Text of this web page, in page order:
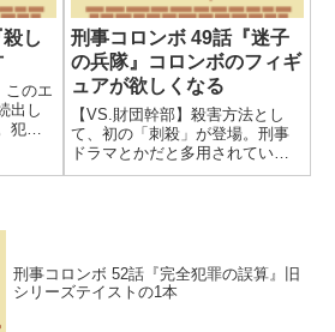
し
このエ
出し
犯行
刑事コロンボ 49話『迷子
の兵隊』コロンボのフィギ
ュアが欲しくなる
【VS.財団幹部】殺害方法とし
て、初の「刺殺」が登場。刑事
ドラマとかだと多用されている
方法ですけど、倒叙関係だと意
ます。新しい作...
刑事コロンボ 52話『完全犯罪の誤算』旧
シリーズテイストの1本